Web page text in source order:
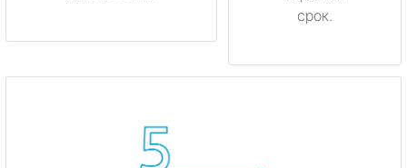
срок.